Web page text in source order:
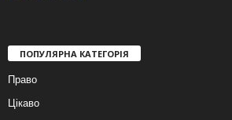
ПОПУЛЯРНА КАТЕГОРІЯ
Право
Цікаво